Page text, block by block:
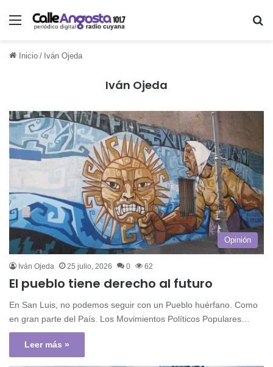
Menú
Inicio / Iván Ojeda
Iván Ojeda
Opinión
Iván Ojeda 25 julio, 2026 0 62
El pueblo tiene derecho al futuro
En San Luis, no podemos seguir con un Pueblo huérfano. Como
en gran parte del País. Los Movimientos Políticos Populares…
Leer más »